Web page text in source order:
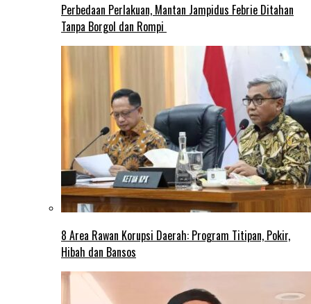
Perbedaan Perlakuan, Mantan Jampidus Febrie Ditahan
Tanpa Borgol dan Rompi
8 Area Rawan Korupsi Daerah: Program Titipan, Pokir,
Hibah dan Bansos